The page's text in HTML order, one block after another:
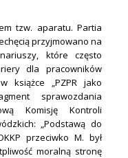
tzw. aparatu. Partia
przyjmowano na
które często
dla pracowników
książce „PZPR jako
sprawozdania
Komisję Kontroli
„Podstawą do
przeciwko M. był
moralną stronę